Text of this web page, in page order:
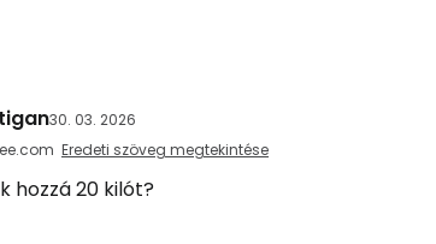
30. 03. 2026
Eredeti szöveg megtekintése
hozzá 20 kilót?